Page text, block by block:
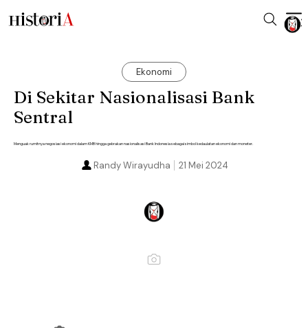
Ekonomi
Di Sekitar Nasionalisasi Bank
Sentral
Menguak rumitnya negosiasi ekonomi dalam KMB hingga gebrakan nasionalisasi Bank Indonesia sebagai simbol kedaulatan ekonomi dan moneter.
21 Mei 2024
Randy Wirayudha